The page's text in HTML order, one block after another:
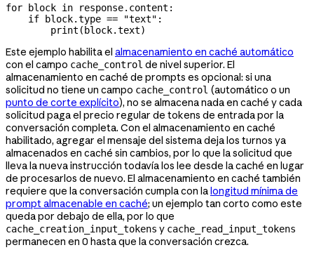
for block in response.content:
    if
block.type == "text" :
        print
(block.text)
Este ejemplo habilita el almacenamiento en caché automático
con el campo cache_control de nivel superior. El
almacenamiento en caché de prompts es opcional: si una
solicitud no tiene un campo cache_control (automático o un
punto de corte explícito), no se almacena nada en caché y cada
solicitud paga el precio regular de tokens de entrada por la
conversación completa. Con el almacenamiento en caché
habilitado, agregar el mensaje del sistema deja los turnos ya
almacenados en caché sin cambios, por lo que la solicitud que
lleva la nueva instrucción todavía los lee desde la caché en lugar
de procesarlos de nuevo. El almacenamiento en caché también
requiere que la conversación cumpla con la longitud mínima de
prompt almacenable en caché; un ejemplo tan corto como este
queda por debajo de ella, por lo que
cache_creation_input_tokens y cache_read_input_tokens
permanecen en 0 hasta que la conversación crezca.